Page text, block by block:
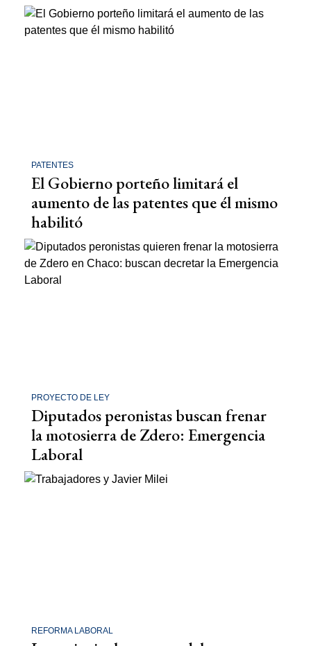
PATENTES
El Gobierno porteño limitará el
aumento de las patentes que él mismo
habilitó
PROYECTO DE LEY
Diputados peronistas buscan frenar
la motosierra de Zdero: Emergencia
Laboral
REFORMA LABORAL